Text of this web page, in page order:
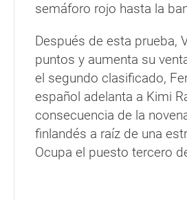
semáforo rojo hasta la
Después de esta prueba,
puntos y aumenta su
el segundo clasificado,
español adelanta a Kimi
consecuencia de la
finlandés a raíz de una
Ocupa el puesto tercero